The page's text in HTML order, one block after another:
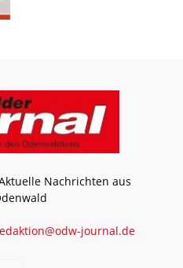
Nachrichten aus
journal.de